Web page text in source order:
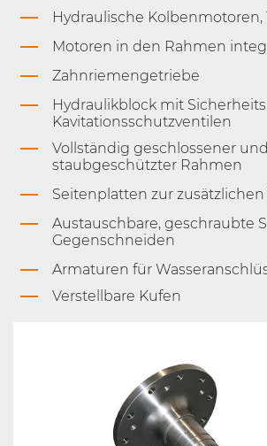
Hydraulische Kolbenmotoren,
Motoren in den Rahmen
Zahnriemengetriebe
Hydraulikblock mit
Kavitationsschutzventilen
Vollständig geschlossener und
staubgeschützter Rahmen
Seitenplatten zur
Austauschbare, geschraubte
Gegenschneiden
Armaturen für
Verstellbare Kufen